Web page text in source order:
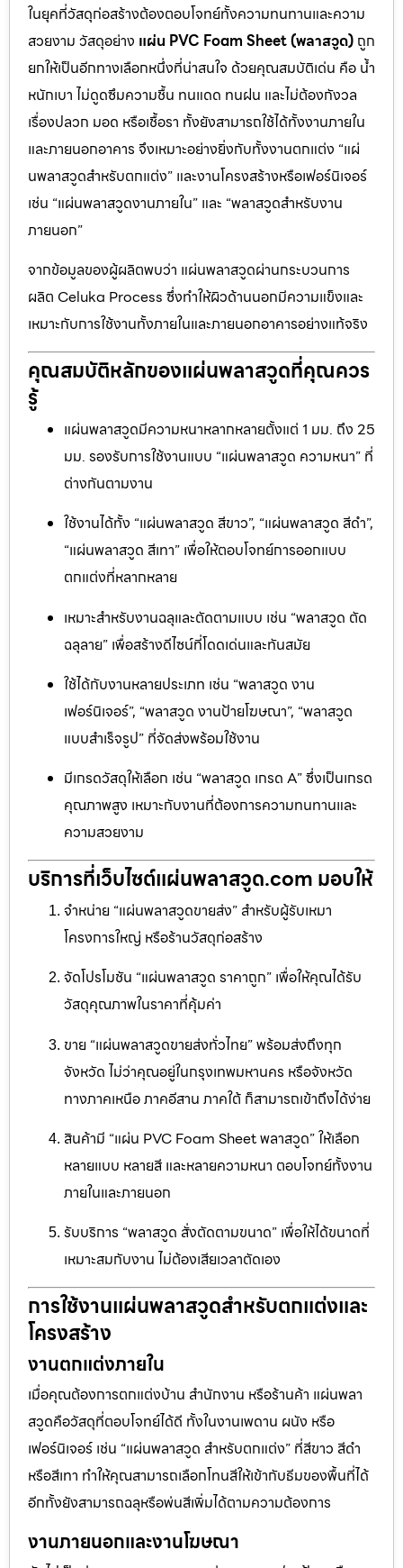
ในยุคที่วัสดุก่อสร้างต้องตอบโจทย์ทั้งความทนทานและความ
สวยงาม วัสดุอย่าง แผ่น PVC Foam Sheet (พลาสวูด) ถูก
ยกให้เป็นอีกทางเลือกหนึ่งที่น่าสนใจ ด้วยคุณสมบัติเด่น คือ น้ำ
หนักเบา ไม่ดูดซึมความชื้น ทนแดด ทนฝน และไม่ต้องกังวล
เรื่องปลวก มอด หรือเชื้อรา ทั้งยังสามารถใช้ได้ทั้งงานภายใน
และภายนอกอาคาร จึงเหมาะอย่างยิ่งกับทั้งงานตกแต่ง “แผ่
นพลาสวูดสำหรับตกแต่ง” และงานโครงสร้างหรือเฟอร์นิเจอร์
เช่น “แผ่นพลาสวูดงานภายใน” และ “พลาสวูดสำหรับงาน
ภายนอก”
จากข้อมูลของผู้ผลิตพบว่า แผ่นพลาสวูดผ่านกระบวนการ
ผลิต Celuka Process ซึ่งทำให้ผิวด้านนอกมีความแข็งและ
เหมาะกับการใช้งานทั้งภายในและภายนอกอาคารอย่างแท้จริง
คุณสมบัติหลักของแผ่นพลาสวูดที่คุณควร
รู้
แผ่นพลาสวูดมีความหนาหลากหลายตั้งแต่ 1 มม. ถึง 25
มม. รองรับการใช้งานแบบ “แผ่นพลาสวูด ความหนา” ที่
ต่างกันตามงาน
ใช้งานได้ทั้ง “แผ่นพลาสวูด สีขาว”, “แผ่นพลาสวูด สีดำ”,
“แผ่นพลาสวูด สีเทา” เพื่อให้ตอบโจทย์การออกแบบ
ตกแต่งที่หลากหลาย
เหมาะสำหรับงานฉลุและตัดตามแบบ เช่น “พลาสวูด ตัด
ฉลุลาย” เพื่อสร้างดีไซน์ที่โดดเด่นและทันสมัย
ใช้ได้กับงานหลายประเภท เช่น “พลาสวูด งาน
เฟอร์นิเจอร์”, “พลาสวูด งานป้ายโฆษณา”, “พลาสวูด
แบบสำเร็จรูป” ที่จัดส่งพร้อมใช้งาน
มีเกรดวัสดุให้เลือก เช่น “พลาสวูด เกรด A” ซึ่งเป็นเกรด
คุณภาพสูง เหมาะกับงานที่ต้องการความทนทานและ
ความสวยงาม
บริการที่เว็บไซต์แผ่นพลาสวูด.com มอบให้
จำหน่าย “แผ่นพลาสวูดขายส่ง” สำหรับผู้รับเหมา
โครงการใหญ่ หรือร้านวัสดุก่อสร้าง
จัดโปรโมชัน “แผ่นพลาสวูด ราคาถูก” เพื่อให้คุณได้รับ
วัสดุคุณภาพในราคาที่คุ้มค่า
ขาย “แผ่นพลาสวูดขายส่งทั่วไทย” พร้อมส่งถึงทุก
จังหวัด ไม่ว่าคุณอยู่ในกรุงเทพมหานคร หรือจังหวัด
ทางภาคเหนือ ภาคอีสาน ภาคใต้ ก็สามารถเข้าถึงได้ง่าย
สินค้ามี “แผ่น PVC Foam Sheet พลาสวูด” ให้เลือก
หลายแบบ หลายสี และหลายความหนา ตอบโจทย์ทั้งงาน
ภายในและภายนอก
รับบริการ “พลาสวูด สั่งตัดตามขนาด” เพื่อให้ได้ขนาดที่
เหมาะสมกับงาน ไม่ต้องเสียเวลาตัดเอง
การใช้งานแผ่นพลาสวูดสำหรับตกแต่งและ
โครงสร้าง
งานตกแต่งภายใน
เมื่อคุณต้องการตกแต่งบ้าน สำนักงาน หรือร้านค้า แผ่นพลา
สวูดคือวัสดุที่ตอบโจทย์ได้ดี ทั้งในงานเพดาน ผนัง หรือ
เฟอร์นิเจอร์ เช่น “แผ่นพลาสวูด สำหรับตกแต่ง” ที่สีขาว สีดำ
หรือสีเทา ทำให้คุณสามารถเลือกโทนสีให้เข้ากับธีมของพื้นที่ได้
อีกทั้งยังสามารถฉลุหรือพ่นสีเพิ่มได้ตามความต้องการ
งานภายนอกและงานโฆษณา